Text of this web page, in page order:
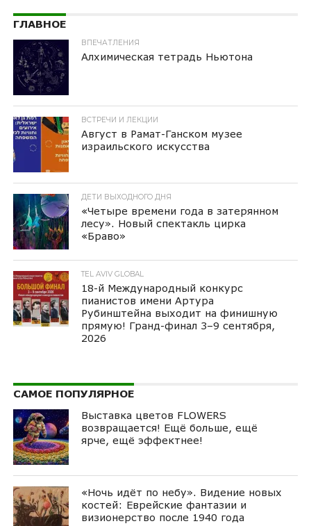
ГЛАВНОЕ
ВПЕЧАТЛЕНИЯ
Алхимическая тетрадь Ньютона
ВСТРЕЧИ И ЛЕКЦИИ
Август в Рамат-Ганском музее
израильского искусства
ДЕТИ ВЫХОДНОГО ДНЯ
«Четыре времени года в затерянном
лесу». Новый спектакль цирка
«Браво»
TEL AVIV GLOBAL
18-й Международный конкурс
пианистов имени Артура
Рубинштейна выходит на финишную
прямую! Гранд-финал 3–9 сентября,
2026
САМОЕ ПОПУЛЯРНОЕ
Выставка цветов FLOWERS
возвращается! Ещё больше, ещё
ярче, ещё эффектнее!
«Ночь идёт по небу». Видение новых
костей: Еврейские фантазии и
визионерство после 1940 года